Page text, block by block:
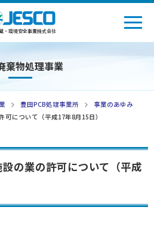
・環境安全事業株式会社
棄物処理事業
豊田PCB処理事業所
事業のあゆみ
について（平成17年8月15日）
の業の許可について（平成